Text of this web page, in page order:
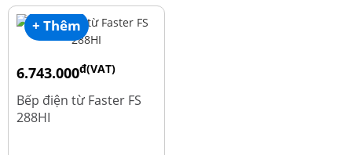
+ Thêm
6.743.000đ(VAT)
8.990.000
Bếp điện từ Faster FS
288HI